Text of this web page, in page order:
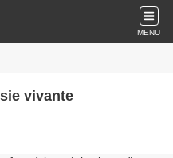
MENU
vivante